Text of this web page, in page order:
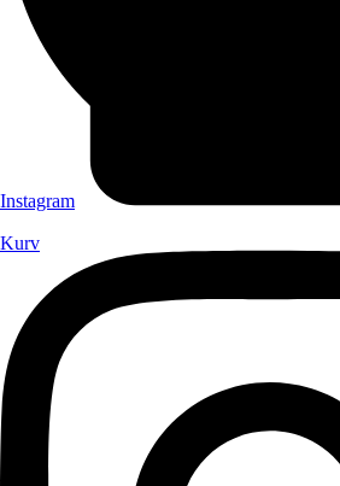
Kurv
Instagram